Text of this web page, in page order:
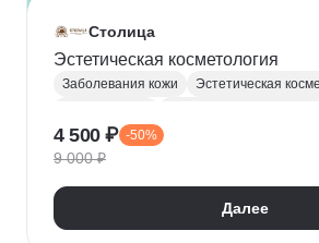
Столица
Эстетическая косметология
Заболевания кожи
Эстетическая
Дерматология
Инъекционная косметология
4 500 ₽ -50%
9 000 ₽
Далее